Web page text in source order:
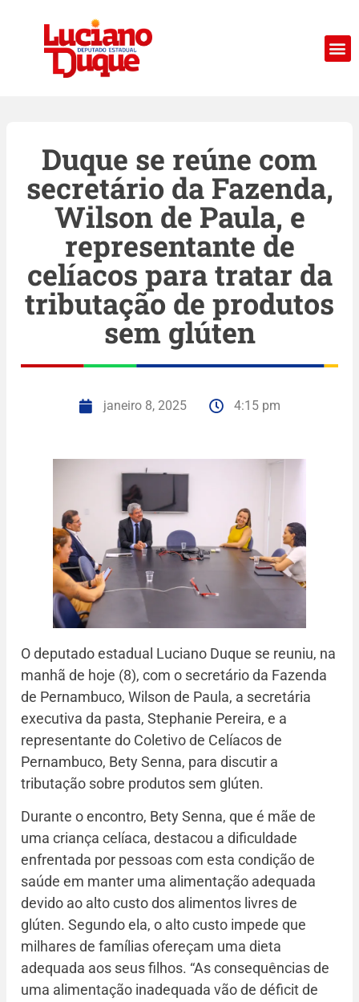
Duque se reúne com
secretário da Fazenda,
Wilson de Paula, e
representante de
celíacos para tratar da
tributação de produtos
sem glúten
janeiro 8, 2025 4:15 pm
O deputado estadual Luciano Duque se reuniu, na
manhã de hoje (8), com o secretário da Fazenda
de Pernambuco, Wilson de Paula, a secretária
executiva da pasta, Stephanie Pereira, e a
representante do Coletivo de Celíacos de
Pernambuco, Bety Senna, para discutir a
tributação sobre produtos sem glúten.
Durante o encontro, Bety Senna, que é mãe de
uma criança celíaca, destacou a dificuldade
enfrentada por pessoas com esta condição de
saúde em manter uma alimentação adequada
devido ao alto custo dos alimentos livres de
glúten. Segundo ela, o alto custo impede que
milhares de famílias ofereçam uma dieta
adequada aos seus filhos. “As consequências de
uma alimentação inadequada vão de déficit de